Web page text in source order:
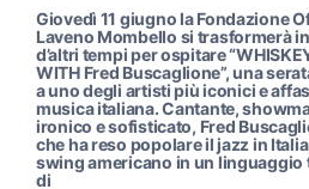
Giovedì 11 giugno la Fondazione
Laveno Mombello si trasformerà
d’altri tempi per ospitare
WITH Fred Buscaglione”, una
a uno degli artisti più iconici e
musica italiana. Cantante,
ironico e sofisticato, Fred
che ha reso popolare il jazz in
swing americano in un linguaggio
di